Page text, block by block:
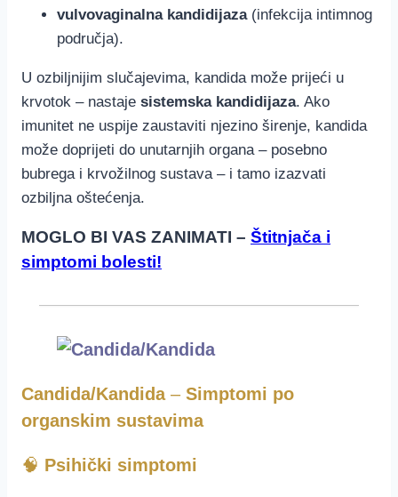
vulvovaginalna kandidijaza(infekcija intimnog
područja).
U ozbiljnijim slučajevima, kandida može prijeći u
krvotok – nastaje sistemska kandidijaza. Ako
imunitet ne uspije zaustaviti njezino širenje, kandida
može doprijeti do unutarnjih organa – posebno
bubrega i krvožilnog sustava – i tamo izazvati
ozbiljna oštećenja.
MOGLO BI VAS ZANIMATI – Štitnjača i
simptomi bolesti!
Candida/Kandida– Simptomi po
organskim sustavima
🧠 Psihički simptomi